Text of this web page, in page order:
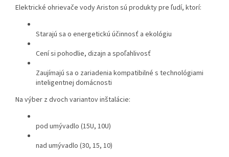
Elektrické ohrievače vody Ariston sú produkty pre ľudí, ktorí:
Starajú sa o energetickú účinnosť a ekológiu
Cení si pohodlie, dizajn a spoľahlivosť
Zaujímajú sa o zariadenia kompatibilné s technológiami
inteligentnej domácnosti
Na výber z dvoch variantov inštalácie:
pod umývadlo (15U, 10U)
nad umývadlo (30, 15, 10)